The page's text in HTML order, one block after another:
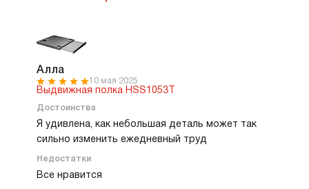
уверенно держит вес, ничего не прогибается.
Направляющие работают плавно, выезжают
мягко, будто в премиальных мебельных
системах. В сложенном виде полка совсем не
корпуса техники. Смотрится аккуратно и
гармонично, будто она изначально входила в
комплект.
Алла
10 мая 2025
Выдвижная полка HSS1053T
Достоинства
Я удивлена, как небольшая деталь может так
сильно изменить ежедневный труд
Недостатки
Все нравится